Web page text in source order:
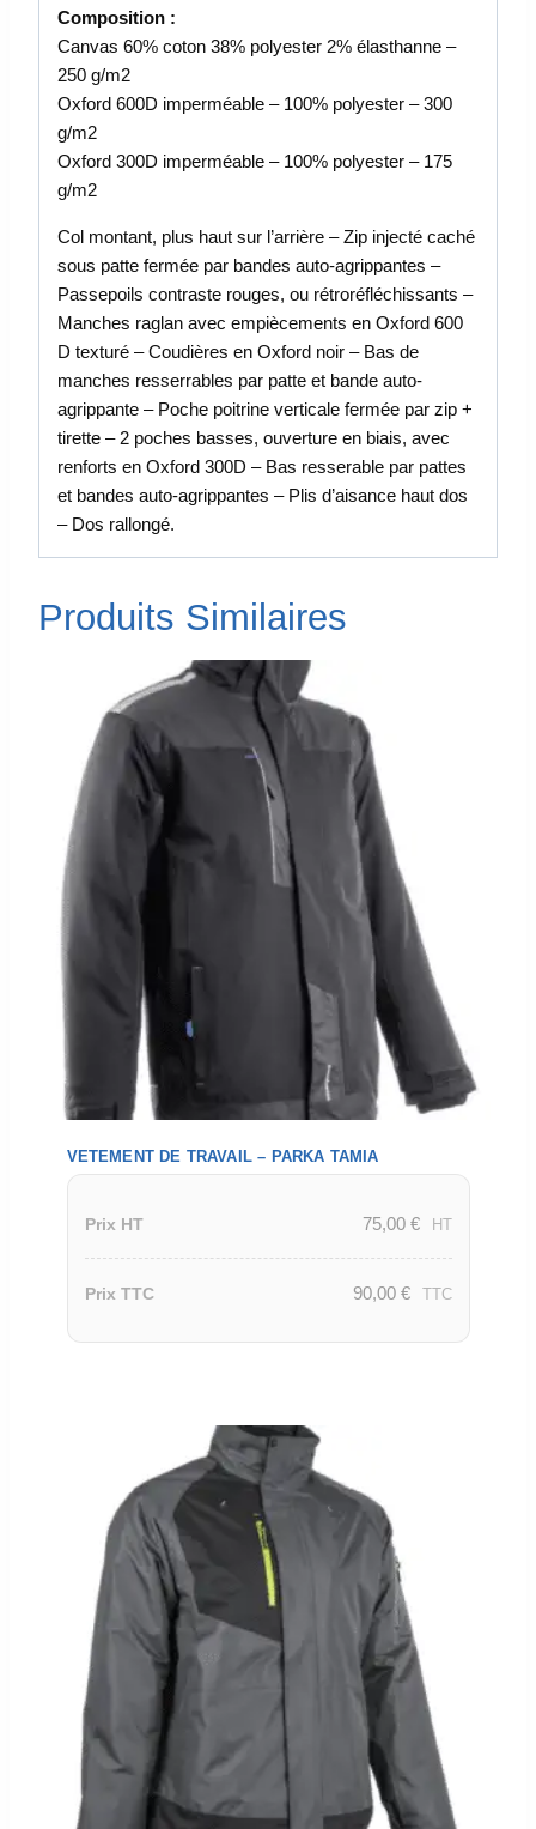
Composition :
Canvas 60% coton 38% polyester 2% élasthanne –
250 g/m2
Oxford 600D imperméable – 100% polyester – 300
g/m2
Oxford 300D imperméable – 100% polyester – 175
g/m2
Col montant, plus haut sur l’arrière – Zip injecté caché
sous patte fermée par bandes auto-agrippantes –
Passepoils contraste rouges, ou rétroréfléchissants –
Manches raglan avec empiècements en Oxford 600
D texturé – Coudières en Oxford noir – Bas de
manches resserrables par patte et bande auto-
agrippante – Poche poitrine verticale fermée par zip +
tirette – 2 poches basses, ouverture en biais, avec
renforts en Oxford 300D – Bas resserable par pattes
et bandes auto-agrippantes – Plis d’aisance haut dos
– Dos rallongé.
Produits Similaires
VETEMENT DE TRAVAIL – PARKA TAMIA
Prix HT 75,00 € HT
Prix TTC 90,00 € TTC